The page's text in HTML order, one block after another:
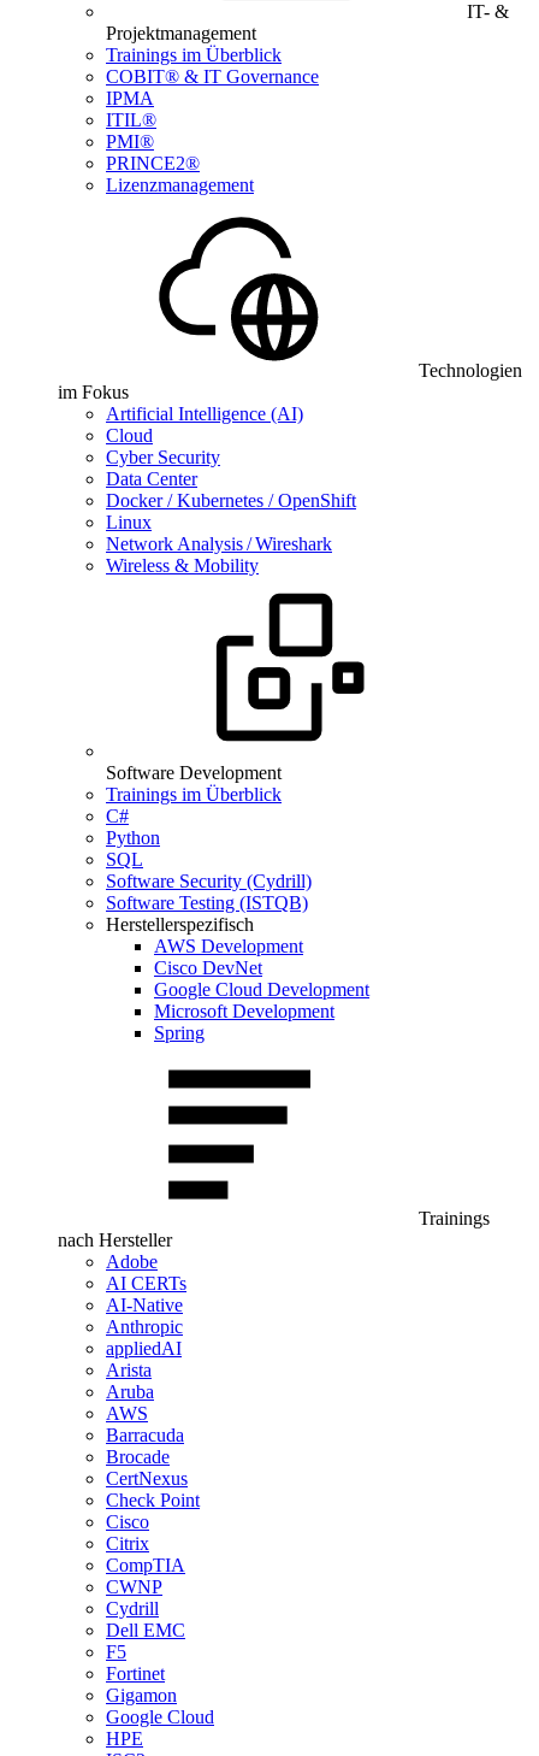
IT- &
Projektmanagement
Trainings im Überblick
COBIT® & IT Governance
IPMA
ITIL®
PMI®
PRINCE2®
Lizenzmanagement
Technologien
im Fokus
Artificial Intelligence (AI)
Cloud
Cyber Security
Data Center
Docker / Kubernetes / OpenShift
Linux
Network Analysis / Wireshark
Wireless & Mobility
Software Development
Trainings im Überblick
C#
Python
SQL
Software Security (Cydrill)
Software Testing (ISTQB)
Herstellerspezifisch
AWS Development
Cisco DevNet
Google Cloud Development
Microsoft Development
Spring
Trainings
nach Hersteller
Adobe
AI CERTs
AI-Native
Anthropic
appliedAI
Arista
Aruba
AWS
Barracuda
Brocade
CertNexus
Check Point
Cisco
Citrix
CompTIA
CWNP
Cydrill
Dell EMC
F5
Fortinet
Gigamon
Google Cloud
HPE